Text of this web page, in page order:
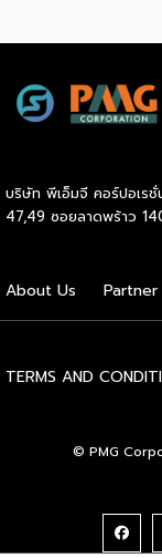
ทางธุรกิจอย่างใกล้
และร่วมแก้ปัญหาต่า
เส้นทางธุรกิจเพีย
ให้คำปรึกษาด้านกา
จ่าย ตลอดจนการจั
การเงินของร้านมีส
ในแวดวงธุรกิจต่อไ
การเข้าถึงแหล่งเงิน
ใหญ่ให้ความไว้วาง
DAAT ชี้ว่าผู้เชี่ยวช
ไว้สำหรับการสร้าง
Top of Mind ของผู้
กลับมาคึกคักอีกครั้
Optimization ด้วย
กลยุทธ์” […]
บริษัท พีเอ็มจี คอร์ปอเร
47,49 ซอยลาดพร้าว
About Us
TERMS AND
© PMG